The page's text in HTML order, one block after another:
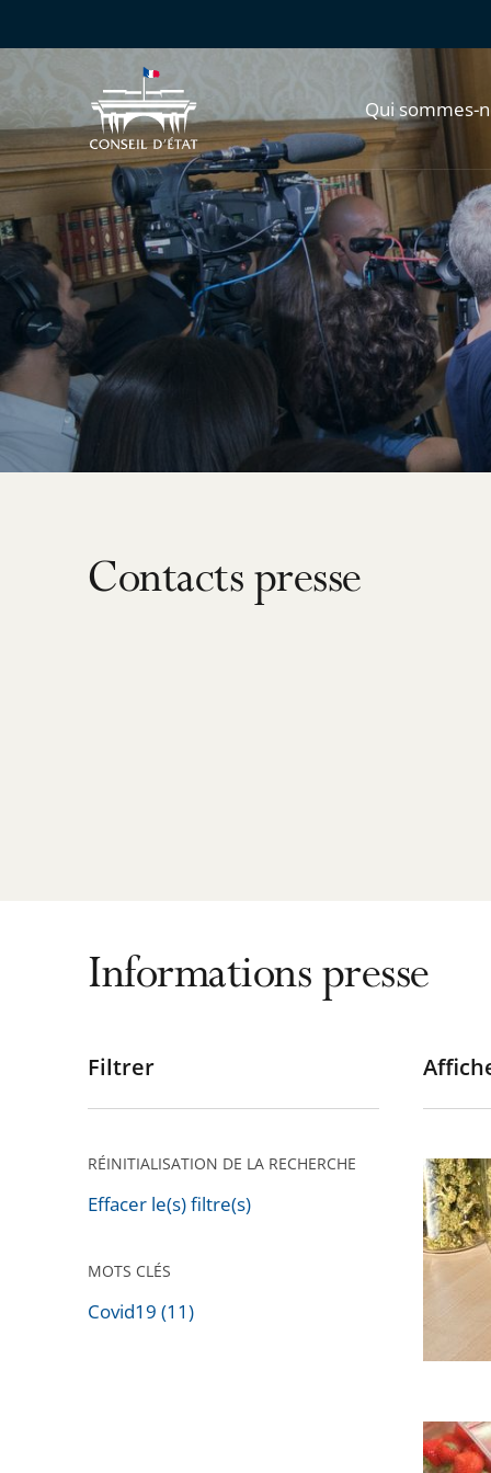
Qui sommes-
Contacts presse
Informations presse
Passer
pour
après
Filtrer
RÉINITIALISATION DE LA RECHERCHE
Effacer le(s) filtre(s)
MOTS CLÉS
Covid19 (11)
CBD
:
de
la
des
fleurs
Le
Conseil